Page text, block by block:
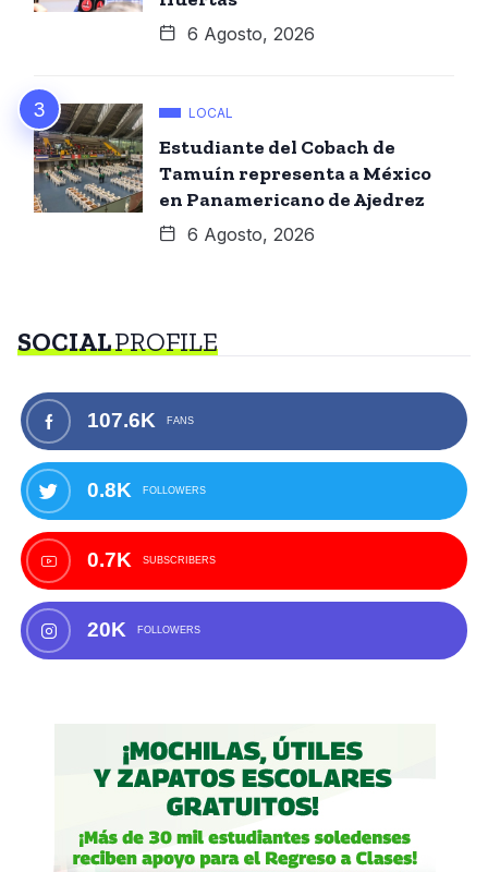
6 Agosto, 2026
LOCAL
Estudiante del Cobach de
Tamuín representa a México
en Panamericano de Ajedrez
6 Agosto, 2026
SOCIALPROFILE
107.6K FANS
0.8K FOLLOWERS
0.7K SUBSCRIBERS
20K FOLLOWERS